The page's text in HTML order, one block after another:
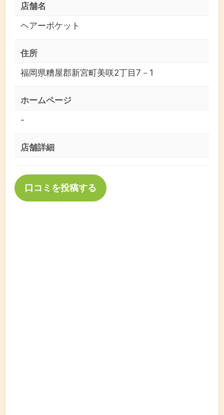
店舗名
ヘアーポケット
住所
福岡県糟屋郡新宮町美咲2丁目7－1
ホームページ
-
店舗詳細
口コミを投稿する